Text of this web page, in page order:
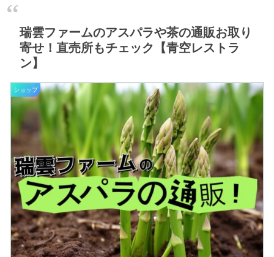
瑞雲ファームのアスパラや茶の通販お取り
寄せ！直売所もチェック【青空レストラ
ン】
ショップ